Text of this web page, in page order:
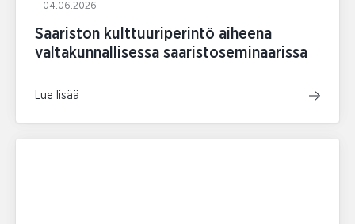
04.06.2026
Saariston kulttuuriperintö aiheena
valtakunnallisessa saaristoseminaarissa
Lue lisää